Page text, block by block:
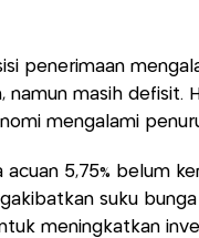
penerimaan
namun masih defisit.
mengalami
5,75% belum
suku
meningkatkan